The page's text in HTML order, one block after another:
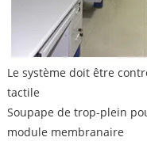
Le système doit être
tactile
Soupape de trop-plein
module membranaire